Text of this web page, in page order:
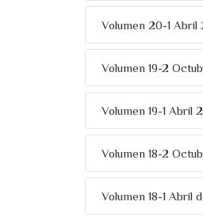
Volumen 20-1 Abril
Volumen 19-2
Volumen 19-1 Abril
Volumen 18-2
Volumen 18-1 Abril